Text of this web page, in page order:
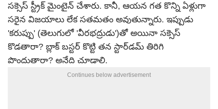
సక్సెస్ స్ట్రీక్ మైంటైన్ చేశారు. కానీ, ఆయన గత కొన్ని ఏళ్లుగా
సరైన విజయాలు లేక సతమతం అవుతున్నారు. ఇప్పుడు
'కరుప్పు' (తెలుగులో 'వీరభద్రుడు')తో అయినా సక్సెస్
కొడతారా? బ్లాక్ బస్టర్ కొట్టి తన స్టార్‌డమ్ తిరిగి
పొందుతారా? అనేది చూడాలి.
Continues below advertisement